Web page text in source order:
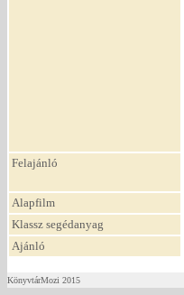
Felajánló
Alapfilm
Klassz segédanyag
Ajánló
KönyvtárMozi 2015